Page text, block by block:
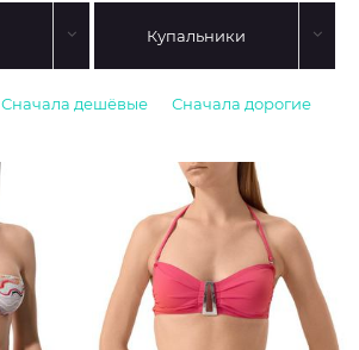
Купальники
Сначала дешёвые Сначала дорогие